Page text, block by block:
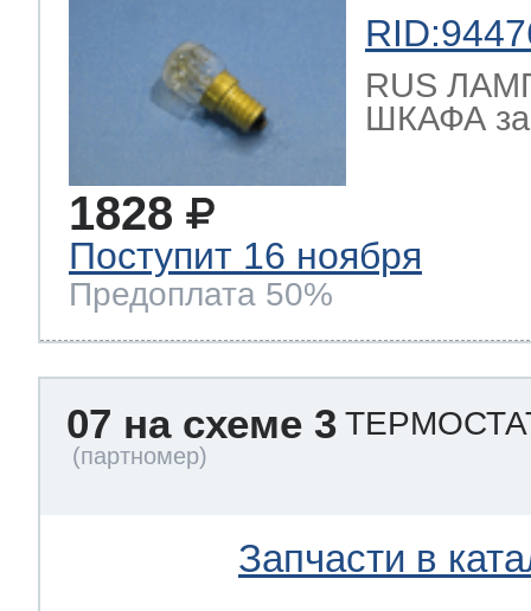
RUS
ШКАФА
1828
Поступит 16 ноября
Предоплата 50%
07 на схеме 3
Запчасти в